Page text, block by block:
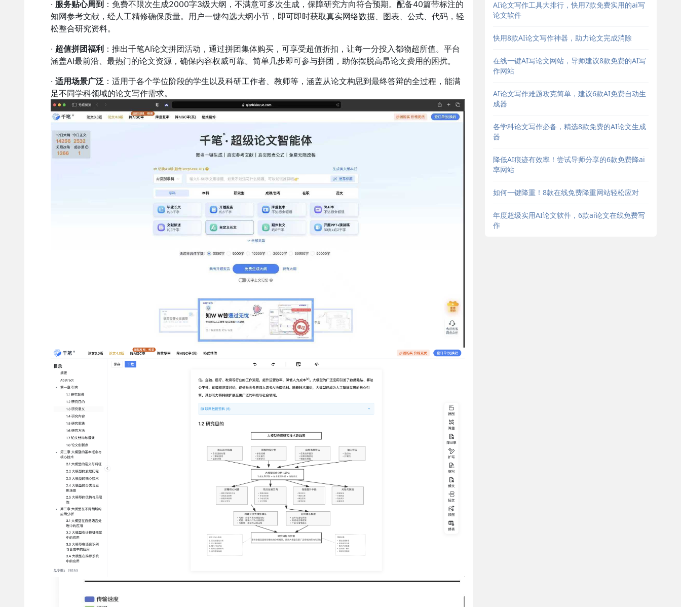
· 服务贴心周到 ：免费不限次生成2000字3级大纲，不满意可多次生成，保障研究方向符合预期。配备40篇带标注的
知网参考文献，经人工精修确保质量。用户一键勾选大纲小节，即可即时获取真实网络数据、图表、公式、代码，轻
松整合研究资料。
· 超值拼团福利 ：推出千笔AI论文拼团活动，通过拼团集体购买，可享受超值折扣，让每一分投入都物超所值。平台
涵盖AI最前沿、最热门的论文资源，确保内容权威可靠。简单几步即可参与拼团，助你摆脱高昂论文费用的困扰。
· 适用场景广泛 ：适用于各个学位阶段的学生以及科研工作者、教师等，涵盖从论文构思到最终答辩的全过程，能满
足不同学科领域的论文写作需求。
AI论文写作工具大排行，快用7款免费实用的ai写
论文软件
快用8款AI论文写作神器，助力论文完成消除
在线一键AI写论文网站，导师建议8款免费的AI写
作网站
AI论文写作难题攻克简单，建议6款AI免费自动生
成器
各学科论文写作必备，精选8款免费的AI论文生成
器
降低AI痕迹有效率！尝试导师分享的6款免费降ai
率网站
如何一键降重！8款在线免费降重网站轻松应对
年度超级实用AI论文软件，6款ai论文在线免费写
作